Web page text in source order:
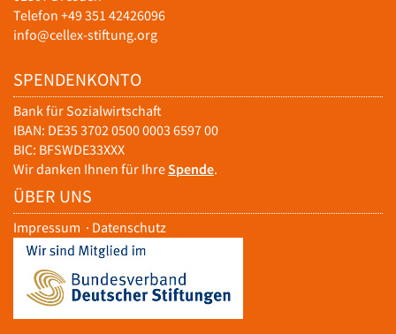
Telefon +49 351 42426096
info@cellex-stiftung.org
SPENDENKONTO
Bank für Sozialwirtschaft
IBAN: DE35 3702 0500 0003 6597 00
BIC: BFSWDE33XXX
Wir danken Ihnen für IhreSpende.
ÜBER UNS
Impressum · Datenschutz